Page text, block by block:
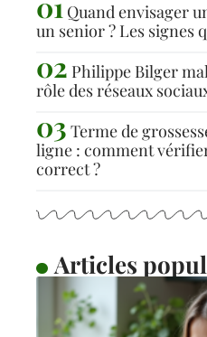
Quand envisager
un senior ? Les signes
Philippe Bilger
rôle des réseaux
Terme de
ligne : comment
correct ?
Articles